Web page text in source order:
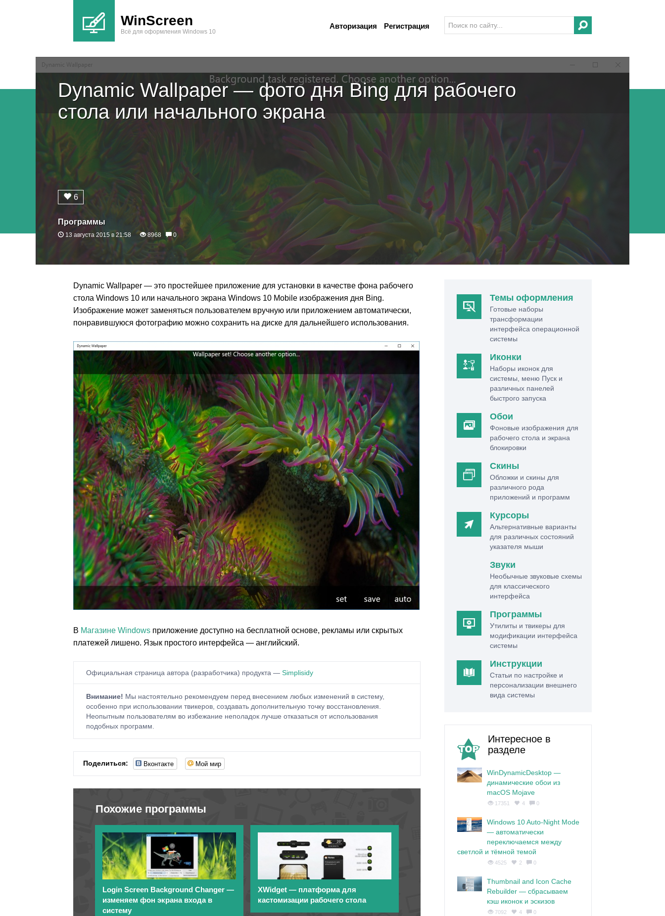
WinScreen
Всё для оформления Windows 10
Авторизация Регистрация
Dynamic Wallpaper — фото дня Bing для рабочего
стола или начального экрана
Программы
13 августа 2015 в 21:58 8968 0
6
Dynamic Wallpaper — это простейшее приложение для установки в качестве фона рабочего
стола Windows 10 или начального экрана Windows 10 Mobile изображения дня Bing.
Изображение может заменяться пользователем вручную или приложением автоматически,
понравившуюся фотографию можно сохранить на диске для дальнейшего использования.
В Магазине Windows приложение доступно на бесплатной основе, рекламы или скрытых
платежей лишено. Язык простого интерфейса — английский.
Официальная страница автора (разработчика) продукта — Simplisidy
Внимание! Мы настоятельно рекомендуем перед внесением любых изменений в систему,
особенно при использовании твикеров, создавать дополнительную точку восстановления.
Неопытным пользователям во избежание неполадок лучше отказаться от использования
подобных программ.
Поделиться: Вконтакте Мой мир
Похожие программы
Login Screen Background Changer —
изменяем фон экрана входа в
систему
XWidget — платформа для
кастомизации рабочего стола
Темы оформления
Готовые наборы
трансформации
интерфейса операционной
системы
Иконки
Наборы иконок для
системы, меню Пуск и
различных панелей
быстрого запуска
Обои
Фоновые изображения для
рабочего стола и экрана
блокировки
Скины
Обложки и скины для
различного рода
приложений и программ
Курсоры
Альтернативные варианты
для различных состояний
указателя мыши
Звуки
Необычные звуковые схемы
для классического
интерфейса
Программы
Утилиты и твикеры для
модификации интерфейса
системы
Инструкции
Статьи по настройке и
персонализации внешнего
вида системы
Интересное в
разделе
WinDynamicDesktop —
динамические обои из
macOS Mojave
17351 4 0
Windows 10 Auto-Night Mode
— автоматически
переключаемся между
светлой и тёмной темой
4525 2 0
Thumbnail and Icon Cache
Rebuilder — сбрасываем
кэш иконок и эскизов
7092 4 0